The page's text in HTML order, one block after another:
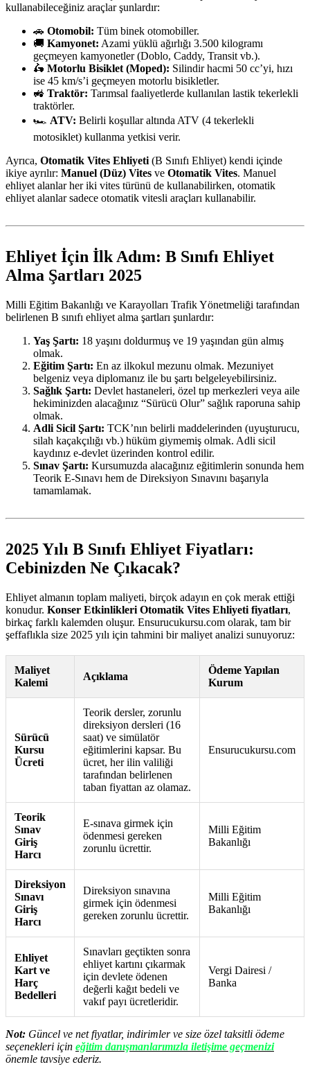
kullanabileceğiniz araçlar şunlardır:
🚗 Otomobil: Tüm binek otomobiller.
🚚 Kamyonet: Azami yüklü ağırlığı 3.500 kilogramı
geçmeyen kamyonetler (Doblo, Caddy, Transit vb.).
🛵 Motorlu Bisiklet (Moped): Silindir hacmi 50 cc’yi, hızı
ise 45 km/s’i geçmeyen motorlu bisikletler.
🚜 Traktör: Tarımsal faaliyetlerde kullanılan lastik tekerlekli
traktörler.
🏎️ ATV: Belirli koşullar altında ATV (4 tekerlekli
motosiklet) kullanma yetkisi verir.
Ayrıca, Otomatik Vites Ehliyeti (B Sınıfı Ehliyet) kendi içinde
ikiye ayrılır: Manuel (Düz) Vites ve Otomatik Vites. Manuel
ehliyet alanlar her iki vites türünü de kullanabilirken, otomatik
ehliyet alanlar sadece otomatik vitesli araçları kullanabilir.
Ehliyet İçin İlk Adım: B Sınıfı Ehliyet
Alma Şartları 2025
Milli Eğitim Bakanlığı ve Karayolları Trafik Yönetmeliği tarafından
belirlenen B sınıfı ehliyet alma şartları şunlardır:
Yaş Şartı: 18 yaşını doldurmuş ve 19 yaşından gün almış
olmak.
Eğitim Şartı: En az ilkokul mezunu olmak. Mezuniyet
belgeniz veya diplomanız ile bu şartı belgeleyebilirsiniz.
Sağlık Şartı: Devlet hastaneleri, özel tıp merkezleri veya aile
hekiminizden alacağınız “Sürücü Olur” sağlık raporuna sahip
olmak.
Adli Sicil Şartı: TCK’nın belirli maddelerinden (uyuşturucu,
silah kaçakçılığı vb.) hüküm giymemiş olmak. Adli sicil
kaydınız e-devlet üzerinden kontrol edilir.
Sınav Şartı: Kursumuzda alacağınız eğitimlerin sonunda hem
Teorik E-Sınavı hem de Direksiyon Sınavını başarıyla
tamamlamak.
2025 Yılı B Sınıfı Ehliyet Fiyatları:
Cebinizden Ne Çıkacak?
Ehliyet almanın toplam maliyeti, birçok adayın en çok merak ettiği
konudur. Konser Etkinlikleri Otomatik Vites Ehliyeti fiyatları,
birkaç farklı kalemden oluşur. Ensurucukursu.com olarak, tam bir
şeffaflıkla size 2025 yılı için tahmini bir maliyet analizi sunuyoruz:
Maliyet
Kalemi
Açıklama
Ödeme Yapılan
Kurum
Sürücü
Kursu
Ücreti
Teorik dersler, zorunlu
direksiyon dersleri (16
saat) ve simülatör
eğitimlerini kapsar. Bu
ücret, her ilin valiliği
tarafından belirlenen
taban fiyattan az olamaz.
Ensurucukursu.com
Teorik
Sınav
Giriş
Harcı
E-sınava girmek için
ödenmesi gereken
zorunlu ücrettir.
Milli Eğitim
Bakanlığı
Direksiyon
Sınavı
Giriş
Harcı
Direksiyon sınavına
girmek için ödenmesi
gereken zorunlu ücrettir.
Milli Eğitim
Bakanlığı
Ehliyet
Kart ve
Harç
Bedelleri
Sınavları geçtikten sonra
ehliyet kartını çıkarmak
için devlete ödenen
değerli kağıt bedeli ve
vakıf payı ücretleridir.
Vergi Dairesi /
Banka
Not: Güncel ve net fiyatlar, indirimler ve size özel taksitli ödeme
seçenekleri için eğitim danışmanlarımızla iletişime geçmenizi
önemle tavsiye ederiz.